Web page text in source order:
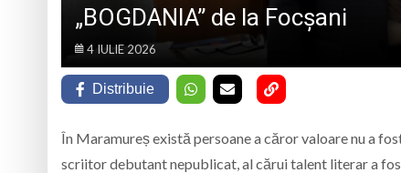
„BOGDANIA” de la Focșani
4 IULIE 2026
Distribuie
În Maramureș există persoane a căror valoare nu a
scriitor debutant nepublicat, al cărui talent literar a